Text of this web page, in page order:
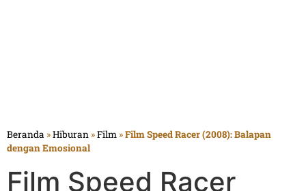
Beranda »Hiburan »Film »Film Speed Racer (2008): Balapan
dengan Emosional
Film Speed Racer